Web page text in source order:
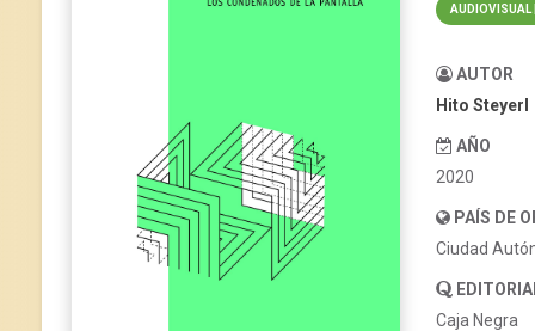
AUDIOVISUAL
AUTOR
Hito Steyerl
AÑO
2020
PAÍS DE
Ciudad
Caja Negra